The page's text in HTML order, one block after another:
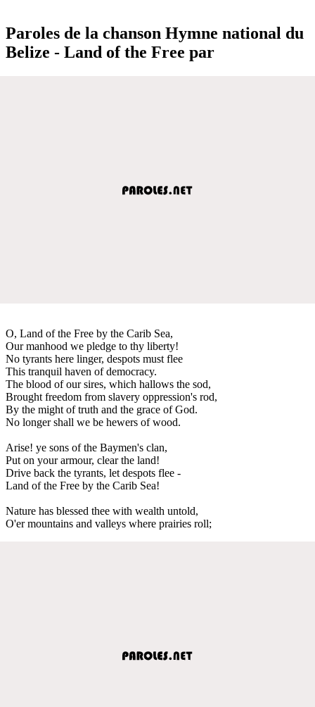
Paroles de la chanson Hymne national du
Belize - Land of the Free par
O, Land of the Free by the Carib Sea,
Our manhood we pledge to thy liberty!
No tyrants here linger, despots must flee
This tranquil haven of democracy.
The blood of our sires, which hallows the sod,
Brought freedom from slavery oppression's rod,
By the might of truth and the grace of God.
No longer shall we be hewers of wood.
Arise! ye sons of the Baymen's clan,
Put on your armour, clear the land!
Drive back the tyrants, let despots flee -
Land of the Free by the Carib Sea!
Nature has blessed thee with wealth untold,
O'er mountains and valleys where prairies roll;